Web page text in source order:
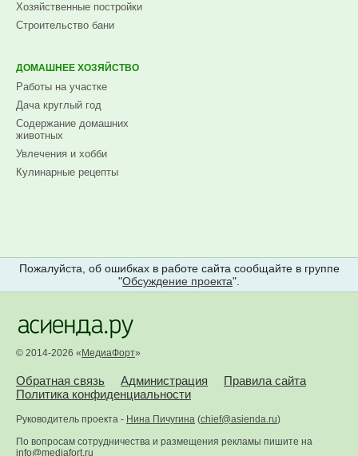
Хозяйственные постройки
Строительство бани
ДОМАШНЕЕ ХОЗЯЙСТВО
Работы на участке
Дача круглый год
Содержание домашних
животных
Увлечения и хобби
Кулинарные рецепты
Пожалуйста, об ошибках в работе сайта сообщайте в группе
"Обсуждение проекта".
© 2014-2026 « МедиаФорт»
Обратная связь Администрация
Правила сайта
Политика конфиденциальности
Руководитель проекта - Нина Пичугина (chief@asienda.ru)
По вопросам сотрудничества и размещения рекламы пишите на
info@mediafort.ru